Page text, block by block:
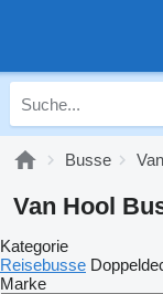
Busse
Van Hool
Kategorie
Reisebusse
Marke